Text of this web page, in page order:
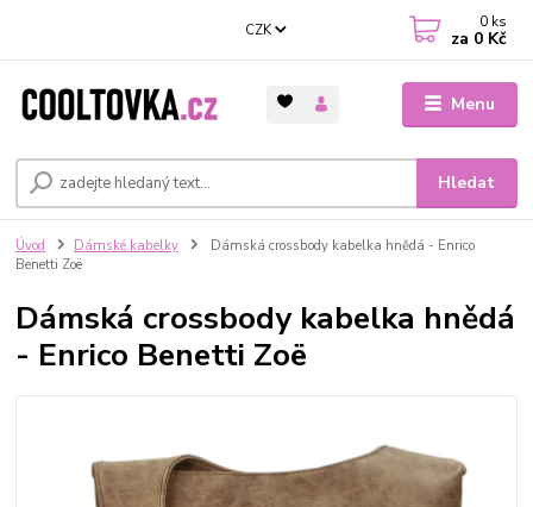
Menu
CZK
Hledat
0 ks
za 0 Kč
Úvod Dámské kabelky
Dámská crossbody kabelka hnědá - Enrico
Benetti Zoë
Dámská crossbody kabelka hnědá
- Enrico Benetti Zoë